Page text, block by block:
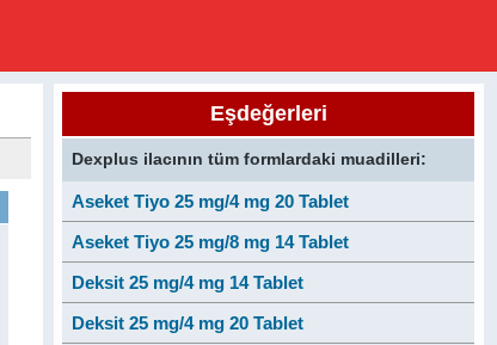
Eşdeğerleri
Dexplus ilacının tüm formlardaki muadilleri:
Aseket Tiyo 25 mg/4 mg 20 Tablet
Aseket Tiyo 25 mg/8 mg 14 Tablet
Deksit 25 mg/4 mg 14 Tablet
Deksit 25 mg/4 mg 20 Tablet